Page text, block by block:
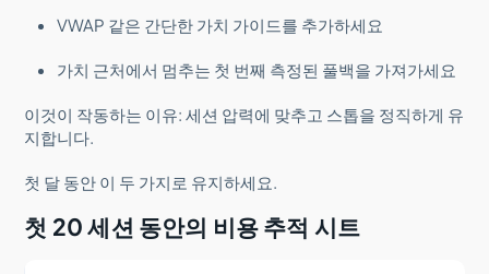
VWAP 같은 간단한 가치 가이드를 추가하세요
가치 근처에서 멈추는 첫 번째 측정된 풀백을 가져가세요
이것이 작동하는 이유: 세션 압력에 맞추고 스톱을 정직하게 유
지합니다.
첫 달 동안 이 두 가지로 유지하세요.
첫 20 세션 동안의 비용 추적 시트